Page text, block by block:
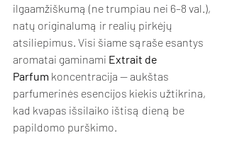
ilgaamžiškumą (ne trumpiau nei 6–8 val.),
natų originalumą ir realių pirkėjų
atsiliepimus. Visi šiame sąraše esantys
aromatai gaminami Extrait de
Parfum koncentracija — aukštas
parfumerinės esencijos kiekis užtikrina,
kad kvapas išsilaiko ištisą dieną be
papildomo purškimo.